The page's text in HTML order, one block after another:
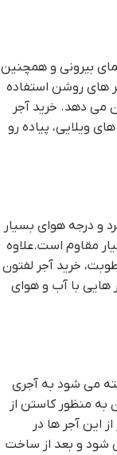
بیرونی و همچنین
های روشن استفاده
می دهد. خرید آجر
ویلایی، پیاده رو
و درجه هوای بسیار
مقاوم است.علاوه
خرید آجر لفتون
هایی با آب و هوای
می شود به آجری
منظور کاستن از
این آجر ها در
شود و بعد از ساخت